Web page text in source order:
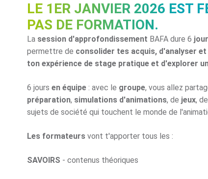
LE 1ER JANVIER 2026 EST
PAS DE FORMATION.
La session d'approfondissement BAFA dure 6
permettre de consolider tes acquis, d'analyser
ton expérience de stage pratique et d'explorer
6 jours en équipe: avec le groupe, vous allez
préparation, simulations d'animations, de jeux, de
sujets de société qui touchent le monde de
Les formateursvont t'apporter tous les :
SAVOIRS - contenus théoriques